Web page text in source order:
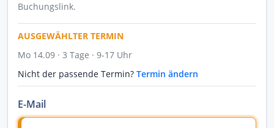
Buchungslink.
AUSGEWÄHLTER TERMIN
Mo 14.09 · 3 Tage · 9-17 Uhr
Nicht der passende Termin? Termin ändern
E-Mail